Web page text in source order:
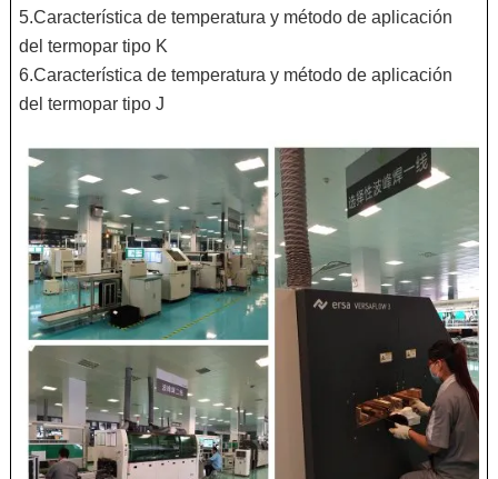
5.Característica de temperatura y método de aplicación
del termopar tipo K
6.Característica de temperatura y método de aplicación
del termopar tipo J